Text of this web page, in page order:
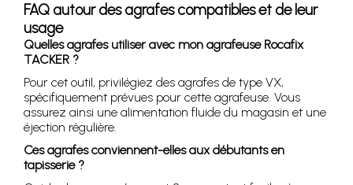
FAQ autour des agrafes compatibles et de leur
usage
Quelles agrafes utiliser avec mon agrafeuse Rocafix
TACKER ?
Pour cet outil, privilégiez des agrafes de type VX,
spécifiquement prévues pour cette agrafeuse. Vous
assurez ainsi une alimentation fluide du magasin et une
éjection régulière.
Ces agrafes conviennent-elles aux débutants en
tapisserie ?